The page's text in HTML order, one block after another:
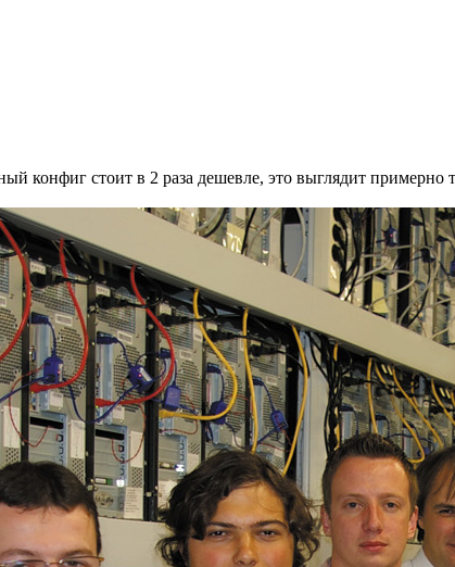
конфиг стоит в 2 раза дешевле, это выглядит примерно